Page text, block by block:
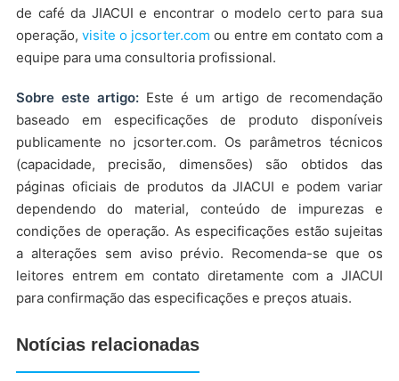
de café da JIACUI e encontrar o modelo certo para sua
operação,visite o jcsorter.com ou entre em contato com a
equipe para uma consultoria profissional.
Sobre este artigo:Este é um artigo de recomendação
baseado em especificações de produto disponíveis
publicamente no jcsorter.com. Os parâmetros técnicos
(capacidade, precisão, dimensões) são obtidos das
páginas oficiais de produtos da JIACUI e podem variar
dependendo do material, conteúdo de impurezas e
condições de operação. As especificações estão sujeitas
a alterações sem aviso prévio. Recomenda-se que os
leitores entrem em contato diretamente com a JIACUI
para confirmação das especificações e preços atuais.
Notícias relacionadas